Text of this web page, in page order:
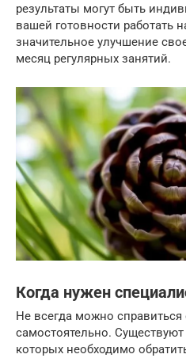
результаты могут быть
вашей готовности работать
значительное улучшение
месяц регулярных занятий.
Когда нужен
Не всегда можно справиться
самостоятельно.
которых необходимо